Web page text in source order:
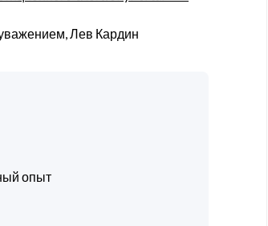
Лев Кардин
опыт